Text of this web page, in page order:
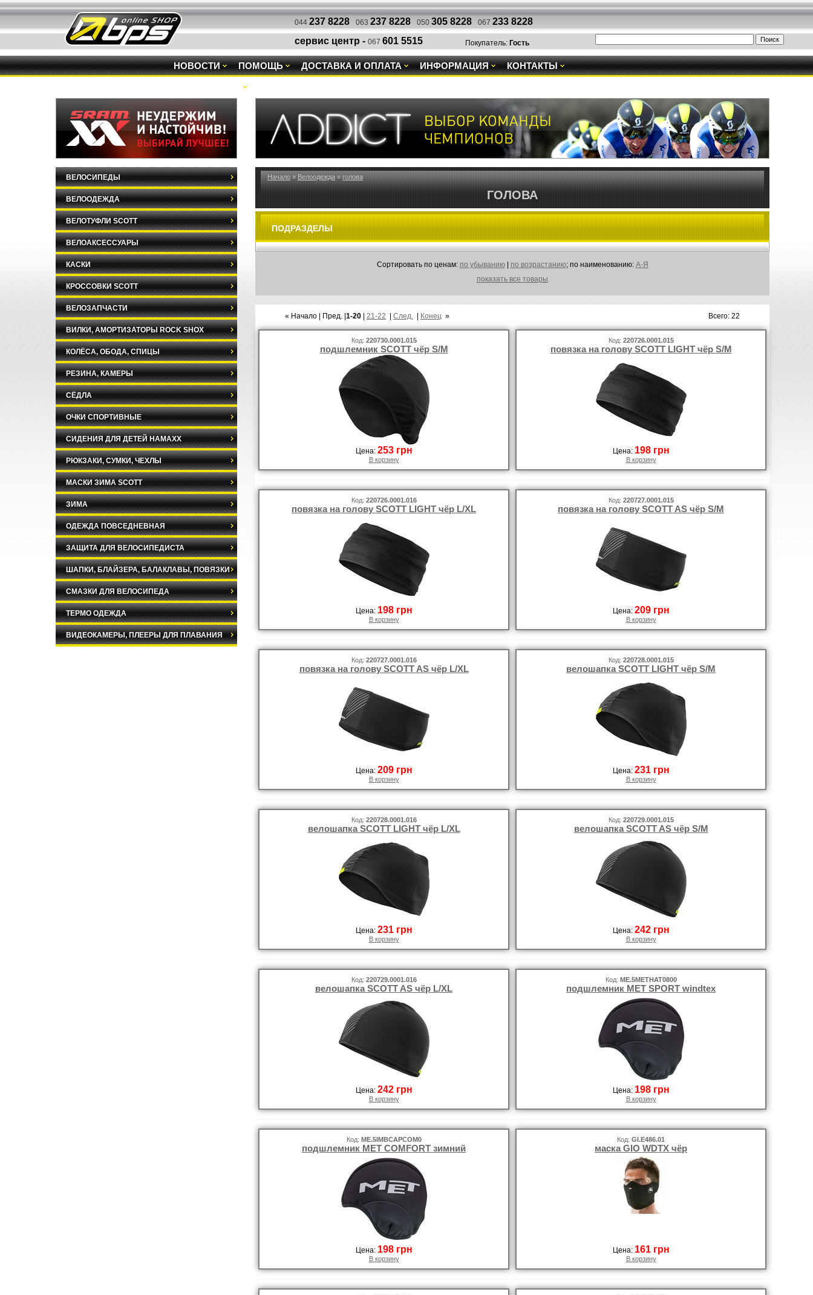
044 237 8228 063 237 8228 050 305 8228 067 233 8228
сервис центр - 067 601 5515 Покупатель: Гость
НОВОСТИ ПОМОЩЬ ДОСТАВКА И ОПЛАТА ИНФОРМАЦИЯ КОНТАКТЫ
Начало » Велоодежда » голова
ГОЛОВА
ПОДРАЗДЕЛЫ
Cортировать по ценам: по убыванию| по возрастанию; по наименованию: А-Я
показать все товары
« Начало | Пред. | 1-20 21-22 След. Конец » Всего: 22
Код: 220730.0001.015
подшлемник SCOTT чёр S/M
Цена: 253 грн
В корзину
Код: 220726.0001.015
повязка на голову SCOTT LIGHT чёр S/M
Цена: 198 грн
В корзину
Код: 220726.0001.016
повязка на голову SCOTT LIGHT чёр L/XL
Цена: 198 грн
В корзину
Код: 220727.0001.015
повязка на голову SCOTT AS чёр S/M
Цена: 209 грн
В корзину
Код: 220727.0001.016
повязка на голову SCOTT AS чёр L/XL
Цена: 209 грн
В корзину
Код: 220728.0001.015
велошапка SCOTT LIGHT чёр S/M
Цена: 231 грн
В корзину
Код: 220728.0001.016
велошапка SCOTT LIGHT чёр L/XL
Цена: 231 грн
В корзину
Код: 220729.0001.015
велошапка SCOTT AS чёр S/M
Цена: 242 грн
В корзину
Код: 220729.0001.016
велошапка SCOTT AS чёр L/XL
Цена: 242 грн
В корзину
Код: ME.5METHAT0800
подшлемник MET SPORT windtex
Цена: 198 грн
В корзину
Код: ME.5IMBCAPCOM0
подшлемник MET COMFORT зимний
Цена: 198 грн
В корзину
Код: GI.E486.01
маска GIO WDTX чёр
Цена: 161 грн
В корзину
ВЕЛОСИПЕДЫ
ВЕЛООДЕЖДА
ВЕЛОТУФЛИ SCOTT
ВЕЛОАКСЕССУАРЫ
КАСКИ
КРОССОВКИ SCOTT
ВЕЛОЗАПЧАСТИ
ВИЛКИ, АМОРТИЗАТОРЫ ROCK SHOX
КОЛЁСА, ОБОДА, СПИЦЫ
РЕЗИНА, КАМЕРЫ
СЁДЛА
ОЧКИ СПОРТИВНЫЕ
СИДЕНИЯ ДЛЯ ДЕТЕЙ HAMAXX
РЮКЗАКИ, СУМКИ, ЧЕХЛЫ
МАСКИ ЗИМА SCOTT
ЗИМА
ОДЕЖДА ПОВСЕДНЕВНАЯ
ЗАЩИТА ДЛЯ ВЕЛОСИПЕДИСТА
ШАПКИ, БЛАЙЗЕРА, БАЛАКЛАВЫ, ПОВЯЗКИ
СМАЗКИ ДЛЯ ВЕЛОСИПЕДА
ТЕРМО ОДЕЖДА
ВИДЕОКАМЕРЫ, ПЛЕЕРЫ ДЛЯ ПЛАВАНИЯ